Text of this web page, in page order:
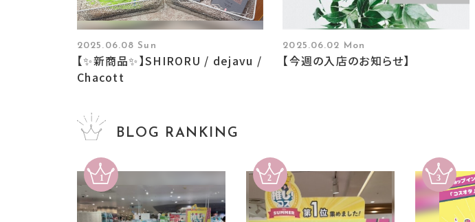
2025.06.08 Sun
【✨新商品✨】SHIRORU / dejavu /
Chacott
2025.06.02 Mon
【今週の入店のお知らせ】
BLOG RANKING